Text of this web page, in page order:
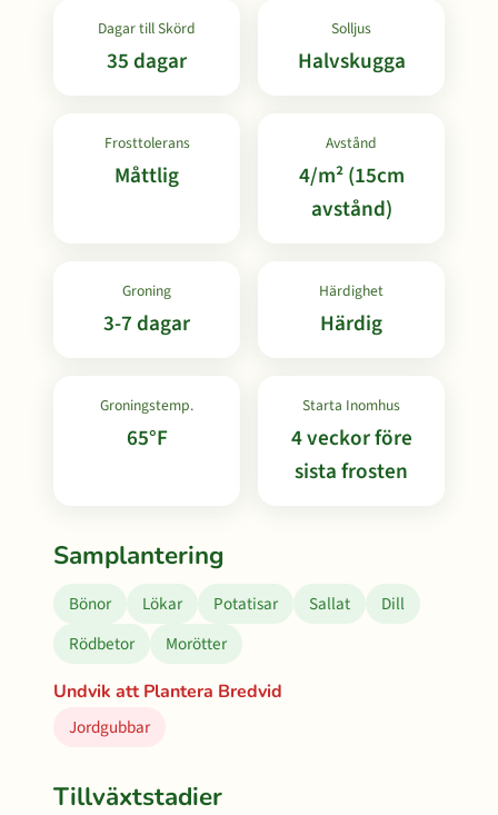
Dagar till Skörd
35 dagar
Solljus
Halvskugga
Frosttolerans
Måttlig
Avstånd
4/m² (15cm
avstånd)
Groning
3-7 dagar
Härdighet
Härdig
Groningstemp.
65°F
Starta Inomhus
4 veckor före
sista frosten
Samplantering
Bönor Lökar Potatisar Sallat
Dill
Rödbetor
Morötter
Undvik att Plantera Bredvid
Jordgubbar
Tillväxtstadier